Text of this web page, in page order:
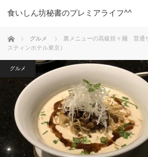
食いしん坊秘書のプレミアライフ^^
ホーム グルメ
裏メニューの高級担々麺 普
スティンホテル東京）
グルメ